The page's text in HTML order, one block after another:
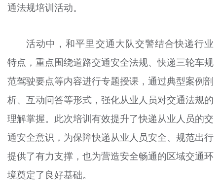
通法规培训活动。
活动中，和平里交通大队交警结合快递行业
特点，重点围绕道路交通安全法规、快递三轮车规
范驾驶要点等内容进行专题授课，通过典型案例剖
析、互动问答等形式，强化从业人员对交通法规的
理解掌握。此次培训有效提升了快递从业人员的交
通安全意识，为保障快递从业人员安全、规范出行
提供了有力支撑，也为营造安全畅通的区域交通环
境奠定了良好基础。